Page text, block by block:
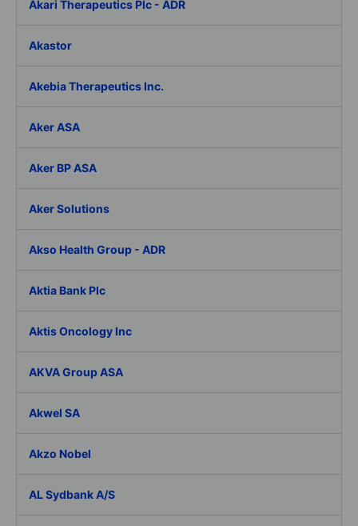
Akari Therapeutics Plc - ADR
Akastor
Akebia Therapeutics Inc.
Aker ASA
Aker BP ASA
Aker Solutions
Akso Health Group - ADR
Aktia Bank Plc
Aktis Oncology Inc
AKVA Group ASA
Akwel SA
Akzo Nobel
AL Sydbank A/S